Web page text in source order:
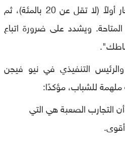
نسبة ثابتة من الراتب للادخار أولاً (لا تقل عن 20 بالمئة)، ثم
المتاحة. ويشدد على ضرورة اتباع
التنفيذي في نيو فيجن
ملهمة للشباب، مؤكدًا:
التجارب الصعبة هي التي